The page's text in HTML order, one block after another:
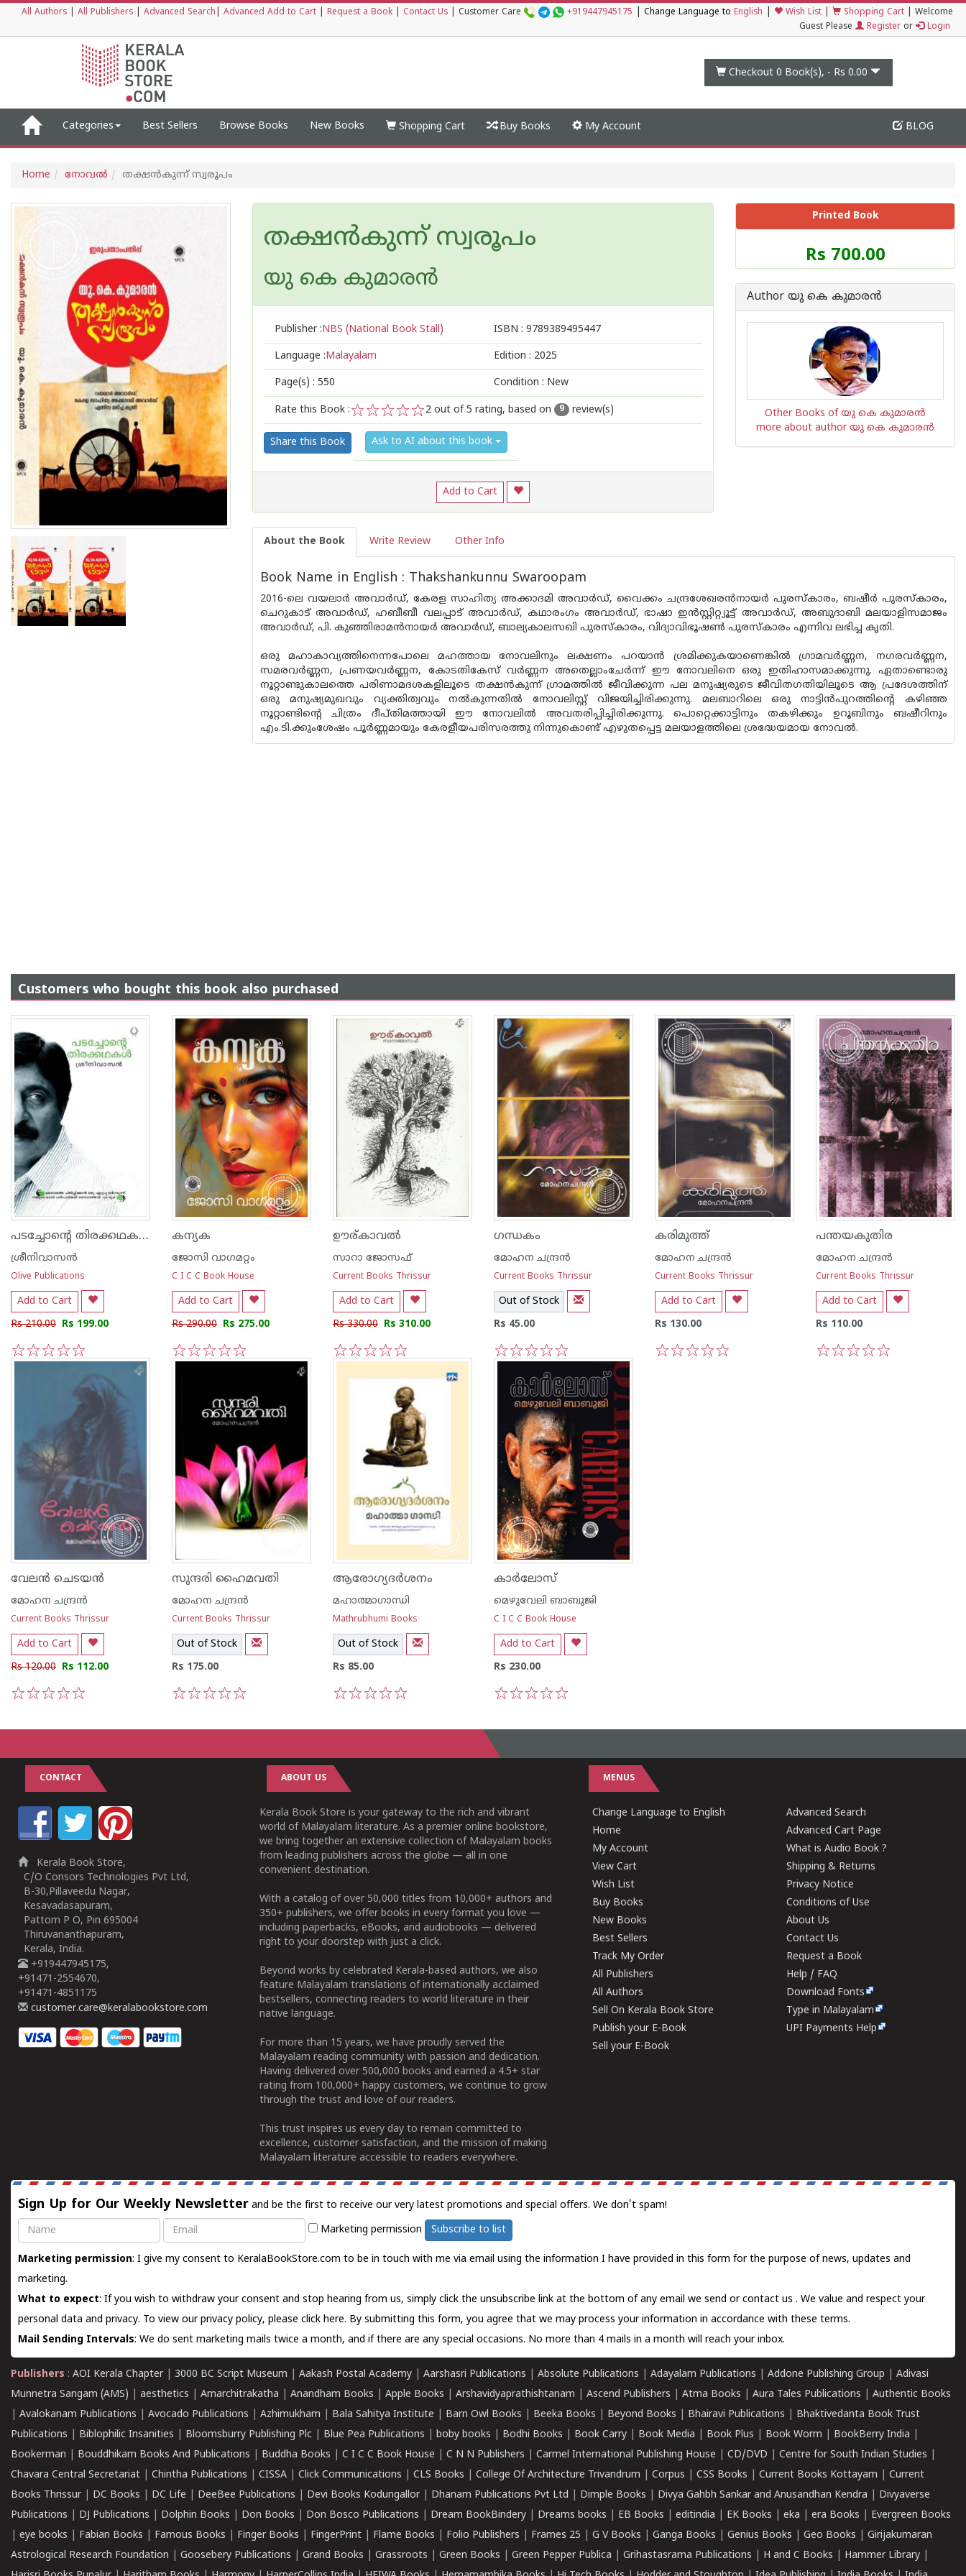
All Authors All Publishers Advanced Search Advanced Add to Cart Request a Book Contact Us Customer Care +919447945175 Change Language to English Wish List Shopping Cart
Welcome
Guest Please
Register or Login
Checkout 0 Book(s), - Rs 0.00
Categories Best Sellers Browse Books New Books Shopping Cart Buy Books My Account BLOG
Home നോവല്‍ തക്ഷൻകുന്ന് സ്വരൂപം
തക്ഷൻകുന്ന് സ്വരൂപം
യു കെ കുമാരന്‍
Publisher :NBS (National Book Stall) ISBN : 9789389495447
Language :Malayalam Edition : 2025
Page(s) : 550 Condition : New
Rate this Book :
5
4
3
2
1
2 out of 5 rating, based on 9 review(s)
Share this Book Ask to AI about this book
Add to Cart
Printed Book
Price
of
Book
Rs 700.00
Author യു കെ കുമാരന്‍
Other Books of യു കെ കുമാരന്‍
more about author യു കെ കുമാരന്‍
About the Book Write Review Other Info
Book Name in English : Thakshankunnu Swaroopam
2016-ലെ വയലാര്‍ അവാര്‍ഡ്, കേരള സാഹിത്യ അക്കാദമി അവാര്‍ഡ്, വൈക്കം ചന്ദ്രശേഖരന്‍നായര്‍ പുരസ്കാരം, ബഷീര്‍ പുരസ്കാരം,
ചെറുകാട് അവാര്‍ഡ്, ഹബീബീ വലപ്പാട് അവാര്‍ഡ്, കഥാരംഗം അവാര്‍ഡ്, ഭാഷാ ഇന്‍സ്റ്റിറ്റ്യൂട്ട് അവാര്‍ഡ്, അബുദാബി മലയാളിസമാജം
അവാര്‍ഡ്, പി. കുഞ്ഞിരാമന്‍നായര്‍ അവാര്‍ഡ്, ബാല്യകാലസഖി പുരസ്കാരം, വിദ്യാവിഭൂഷണ്‍ പുരസ്കാരം എന്നിവ ലഭിച്ച കൃതി.
ഒരു മഹാകാവ്യത്തിനെന്നപോലെ മഹത്തായ നോവലിനും ലക്ഷണം പറയാന്‍ ശ്രമിക്കുകയാണെങ്കില്‍ ഗ്രാമവര്‍ണ്ണന, നഗരവര്‍ണ്ണന,
സമരവര്‍ണ്ണന, പ്രണയവര്‍ണ്ണന, കോടതികേസ് വര്‍ണ്ണന അതെല്ലാംചേര്‍ന്ന് ഈ നോവലിനെ ഒരു ഇതിഹാസമാക്കുന്നു. ഏതാണ്ടൊരു
നൂറ്റാണ്ടുകാലത്തെ പരിണാമദശകളിലൂടെ തക്ഷന്‍കുന്ന് ഗ്രാമത്തില്‍ ജീവിക്കുന്ന പല മനുഷ്യരുടെ ജീവിതഗതിയിലൂടെ ആ പ്രദേശത്തിന്
ഒരു മനുഷ്യമുഖവും വ്യക്തിത്വവും നല്‍കുന്നതില്‍ നോവലിസ്റ്റ് വിജയിച്ചിരിക്കുന്നു. മലബാറിലെ ഒരു നാട്ടിന്‍പുറത്തിന്‍റെ കഴിഞ്ഞ
നൂറ്റാണ്ടിന്‍റെ ചിത്രം ദീപ്തിമത്തായി ഈ നോവലില്‍ അവതരിപ്പിച്ചിരിക്കുന്നു. പൊറ്റെക്കാട്ടിനും തകഴിക്കും ഉറൂബിനും ബഷീറിനും
എം.ടി.ക്കുംശേഷം പൂര്‍ണ്ണമായും കേരളീയപരിസരത്തു നിന്നുകൊണ്ട് എഴുതപ്പെട്ട മലയാളത്തിലെ ശ്രദ്ധേയമായ നോവല്‍.
Customers who bought this book also purchased
പടച്ചോന്‍റെ തിരക്കഥകള്‍
ശ്രീനിവാസന്‍
Olive Publications
Add to Cart
Rs 210.00 Rs 199.00
5
4
3
2
1
കന്യക
ജോസി വാഗമറ്റം
C I C C Book House
Add to Cart
Rs 290.00 Rs 275.00
5
4
3
2
1
ഊര്‌കാവല്‍
സാറാ ജോസഫ്
Current Books Thrissur
Add to Cart
Rs 330.00 Rs 310.00
5
4
3
2
1
ഗന്ധകം
മോഹന ചന്ദ്രന്‍
Current Books Thrissur
Out of Stock
Rs 45.00
5
4
3
2
1
കരിമുത്ത്‌
മോഹന ചന്ദ്രന്‍
Current Books Thrissur
Add to Cart
Rs 130.00
പന്തയകുതിര
മോഹന ചന്ദ്രന്‍
Current Books Thrissur
Add to Cart
Rs 110.00
വേല‌ന്‍ ചെടയ‌ന്‍
മോഹന ചന്ദ്രന്‍
Current Books Thrissur
Add to Cart
Rs 120.00 Rs 112.00
സുന്ദരി ഹൈമവതി
മോഹന ചന്ദ്രന്‍
Current Books Thrissur
Out of Stock
Rs 175.00
ആരോഗ്യദര്‍ശനം
മഹാത്മാഗാന്ധി
Mathrubhumi Books
Out of Stock
Rs 85.00
കാര്‍ലോസ്
മെഴുവേലി ബാബുജി
C I C C Book House
Add to Cart
Rs 230.00
CONTACT
Kerala Book Store,
C/O Consors Technologies Pvt Ltd,
B-30,Pillaveedu Nagar,
Kesavadasapuram,
Pattom P O, Pin 695004
Thiruvananthapuram,
Kerala, India.
+919447945175,
+91471-2554670,
+91471-4851175
customer.care@keralabookstore.com
ABOUT US
Kerala Book Store is your gateway to the rich and vibrant
world of Malayalam literature. As a premier online bookstore,
we bring together an extensive collection of Malayalam books
from leading publishers across the globe — all in one
convenient destination.
With a catalog of over 50,000 titles from 10,000+ authors and
350+ publishers, we offer books in every format you love —
including paperbacks, eBooks, and audiobooks — delivered
right to your doorstep with just a click.
Beyond works by celebrated Kerala-based authors, we also
feature Malayalam translations of internationally acclaimed
bestsellers, connecting readers to world literature in their
native language.
For more than 15 years, we have proudly served the
Malayalam reading community with passion and dedication.
Having delivered over 500,000 books and earned a 4.5+ star
rating from 100,000+ happy customers, we continue to grow
through the trust and love of our readers.
This trust inspires us every day to remain committed to
excellence, customer satisfaction, and the mission of making
Malayalam literature accessible to readers everywhere.
MENUS
Change Language to English
Home
My Account
View Cart
Wish List
Buy Books
New Books
Best Sellers
Track My Order
All Publishers
All Authors
Sell On Kerala Book Store
Publish your E-Book
Sell your E-Book
Advanced Search
Advanced Cart Page
What is Audio Book ?
Shipping & Returns
Privacy Notice
Conditions of Use
About Us
Contact Us
Request a Book
Help / FAQ
Download Fonts
Type in Malayalam
UPI Payments Help
Sign Up for Our Weekly Newsletter and be the first to receive our very latest promotions and special offers. We don't spam!
Name
Email Marketing permission Subscribe to list
Marketing permission: I give my consent to KeralaBookStore.com to be in touch with me via email using the information I have provided in this form for the purpose of news, updates and
marketing.
What to expect: If you wish to withdraw your consent and stop hearing from us, simply click the unsubscribe link at the bottom of any email we send orcontact us . We value and respect your
personal data and privacy. To view our privacy policy, please click here. By submitting this form, you agree that we may process your information in accordance with these terms.
Mail Sending Intervals: We do sent marketing mails twice a month, and if there are any special occasions. No more than 4 mails in a month will reach your inbox.
Publishers : AOI Kerala Chapter| 3000 BC Script Museum Aakash Postal Academy Aarshasri Publications Absolute Publications Adayalam Publications Addone Publishing Group
Adivasi
Munnetra Sangam (AMS)
aesthetics Amarchitrakatha Anandham Books Apple Books Arshavidyaprathishtanam Ascend Publishers Atma Books Aura Tales Publications
Authentic Books
Avalokanam Publications Avocado Publications Azhimukham Bala Sahitya Institute Barn Owl Books Beeka Books Beyond Books Bhairavi Publications
Bhaktivedanta Book Trust
Publications
Biblophilic Insanities Bloomsburry Publishing Plc Blue Pea Publications boby books Bodhi Books Book Carry Book Media Book Plus Book Worm BookBerry India
Bookerman
Bouddhikam Books And Publications Buddha Books C I C C Book House C N N Publishers Carmel International Publishing House CD/DVD Centre for South Indian Studies
Chavara Central Secretariat
Chintha Publications CISSA Click Communications CLS Books College Of Architecture Trivandrum Corpus CSS Books Current Books Kottayam
Current
Books Thrissur| DC Books DC Life DeeBee Publications Devi Books Kodungallor| Dhanam Publications Pvt Ltd Dimple Books Divya Gahbh Sankar and Anusandhan Kendra
Divyaverse
Publications
DJ Publications Dolphin Books Don Books Don Bosco Publications Dream BookBindery Dreams books EB Books editindia EK Books eka era Books
Evergreen Books
eye books Fabian Books Famous Books Finger Books FingerPrint Flame Books Folio Publishers Frames 25 G V Books Ganga Books Genius Books Geo Books
Girijakumaran
Astrological Research Foundation
Goosebery Publications Grand Books Grassroots Green Books Green Pepper Publica Grihastasrama Publications H and C Books Hammer Library